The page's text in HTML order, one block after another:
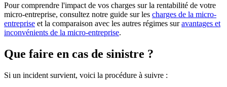
Pour comprendre l'impact de vos charges sur la rentabilité de votre
micro-entreprise, consultez notre guide sur les charges de la micro-
entreprise et la comparaison avec les autres régimes suravantages et
inconvénients de la micro-entreprise.
Que faire en cas de sinistre ?
Si un incident survient, voici la procédure à suivre :